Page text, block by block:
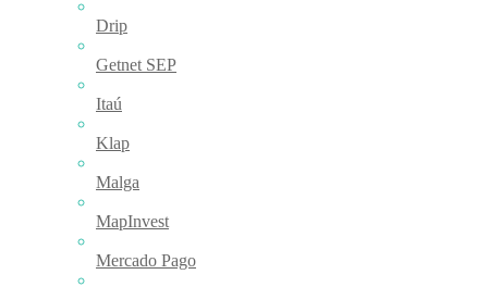
Drip
Getnet SEP
Itaú
Klap
Malga
MapInvest
Mercado Pago